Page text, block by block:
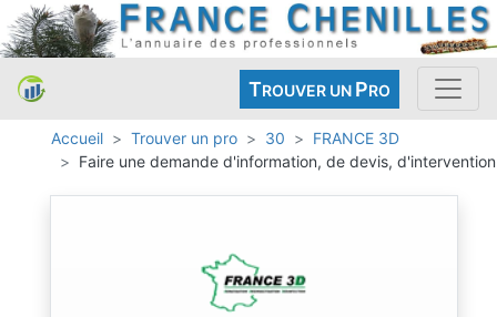
TROUVER UN PRO
Accueil Trouver un pro 30
FRANCE 3D
Faire une demande d'information, de devis, d'intervention